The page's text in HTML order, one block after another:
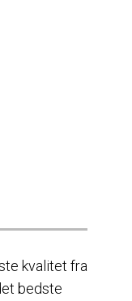
kvalitet fra
bedste